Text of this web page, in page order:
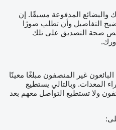
والبضائع المدفوعة مسبقًا. إن
التفاصيل وأن تطلب صورًا
صحة التصديق على تلك
غير المنصفون مبلغًا معينًا
وبالتالي يستطيع
ولا تستطيع التواصل معهم بعد